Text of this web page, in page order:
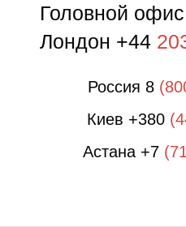
Головной офис
Лондон +44
Россия 8
Киев +380
Астана +7